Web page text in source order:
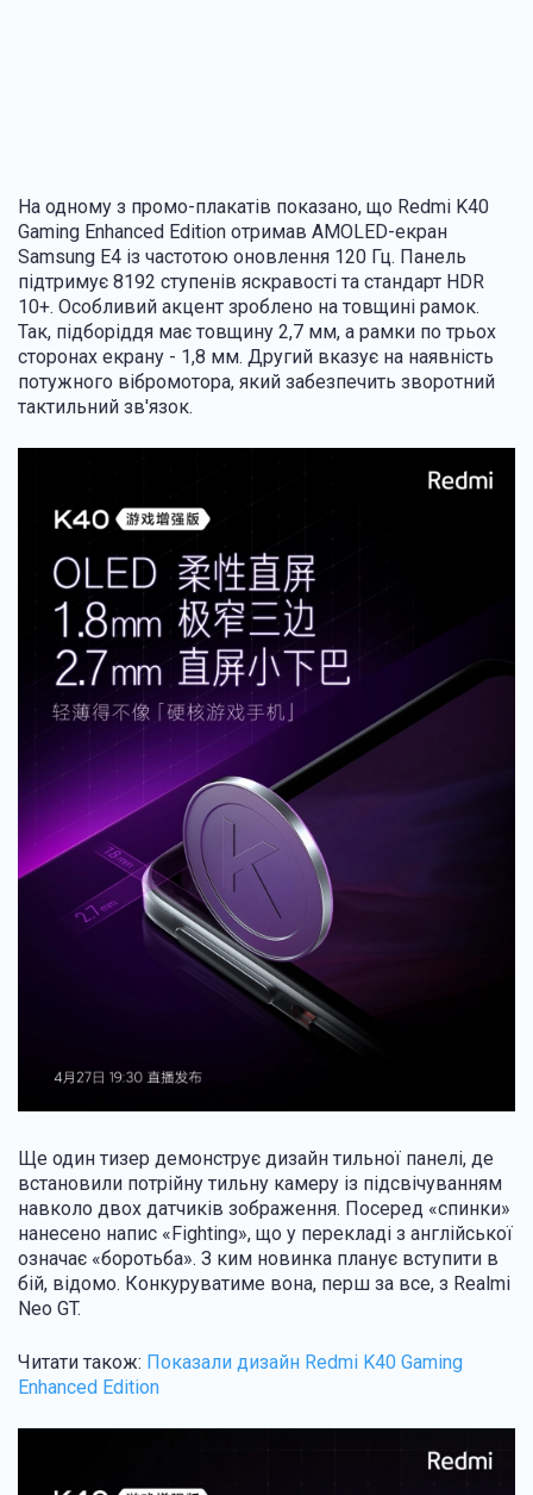
На одному з промо-плакатів показано, що Redmi K40
Gaming Enhanced Edition отримав AMOLED-екран
Samsung E4 із частотою оновлення 120 Гц. Панель
підтримує 8192 ступенів яскравості та стандарт HDR
10+. Особливий акцент зроблено на товщині рамок.
Так, підборіддя має товщину 2,7 мм, а рамки по трьох
сторонах екрану - 1,8 мм. Другий вказує на наявність
потужного вібромотора, який забезпечить зворотний
тактильний зв'язок.
Ще один тизер демонструє дизайн тильної панелі, де
встановили потрійну тильну камеру із підсвічуванням
навколо двох датчиків зображення. Посеред «спинки»
нанесено напис «Fighting», що у перекладі з англійської
означає «боротьба». З ким новинка планує вступити в
бій, відомо. Конкуруватиме вона, перш за все, з Realmi
Neo GT.
Читати також: Показали дизайн Redmi K40 Gaming
Enhanced Edition